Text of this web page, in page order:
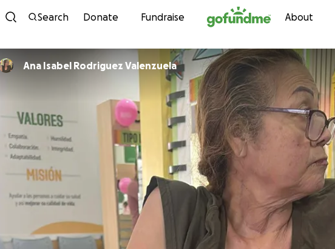
Skip to content
Search Donate Fundraise About
Ana Isabel Rodriguez Valenzuela